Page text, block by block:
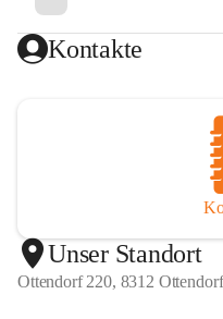
Kontakte
Unser Standort
Ottendorf 220, 8312